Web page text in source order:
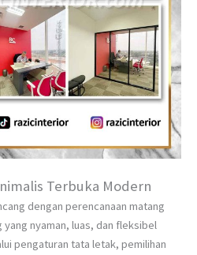
Terbuka Modern
dengan perencanaan matang
nyaman, luas, dan fleksibel
pengaturan tata letak, pemilihan